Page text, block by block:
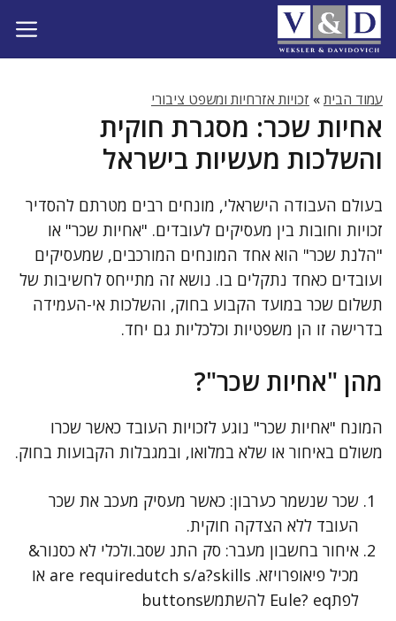
לדלג
לתוכן
עמוד הבית» זכויות אזרחיות ומשפט ציבורי
אחיות שכר: מסגרת חוקית
והשלכות מעשיות בישראל
בעולם העבודה הישראלי, מונחים רבים מטרתם להסדיר
זכויות וחובות בין מעסיקים לעובדים. "אחיות שכר" או
"הלנת שכר" הוא אחד המונחים המורכבים, שמעסיקים
ועובדים כאחד נתקלים בו. נושא זה מתייחס לחשיבות של
תשלום שכר במועד הקבוע בחוק, והשלכות אי-העמידה
בדרישה זו הן משפטיות וכלכליות גם יחד.
מהן "אחיות שכר"?
המונח "אחיות שכר" נוגע לזכויות העובד כאשר שכרו
משולם באיחור או שלא במלואו, ובמגבלות הקבועות בחוק.
שכר שנשמר כערבון: כאשר מעסיק מעכב את שכר
העובד ללא הצדקה חוקית.
איחור בחשבון מעבר: סק התנ שסב.ולכלי לא כסנור&
מכיל פיאופרויזא. are requiredutch s/a?
skills או
לפתEule? eq להשתמשbuttons